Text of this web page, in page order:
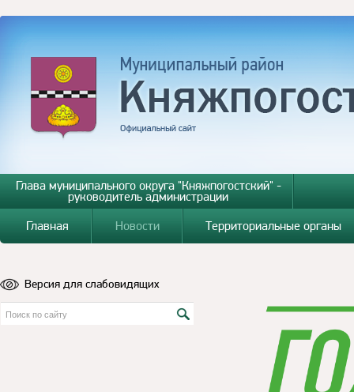
Глава муниципального округа "Княжпогостский" -
руководитель администрации
Главная
Новости Территориальные органы
Версия для слабовидящих